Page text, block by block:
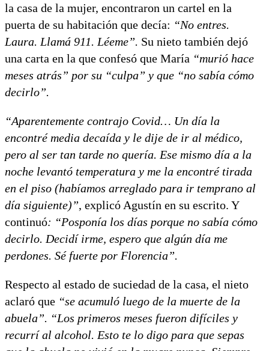
la casa de la mujer, encontraron un cartel en la
puerta de su habitación que decía: “No entres.
Laura. Llamá 911. Léeme”. Su nieto también dejó
una carta en la que confesó que María “murió hace
meses atrás” por su “culpa” y que “no sabía cómo
decirlo”.
“Aparentemente contrajo Covid… Un día la
encontré media decaída y le dije de ir al médico,
pero al ser tan tarde no quería. Ese mismo día a la
noche levantó temperatura y me la encontré tirada
en el piso (habíamos arreglado para ir temprano al
día siguiente)”, explicó Agustín en su escrito. Y
continuó: “Posponía los días porque no sabía cómo
decirlo. Decidí irme, espero que algún día me
perdones. Sé fuerte por Florencia”.
Respecto al estado de suciedad de la casa, el nieto
aclaró que “se acumuló luego de la muerte de la
abuela”. “Los primeros meses fueron difíciles y
recurrí al alcohol. Esto te lo digo para que sepas